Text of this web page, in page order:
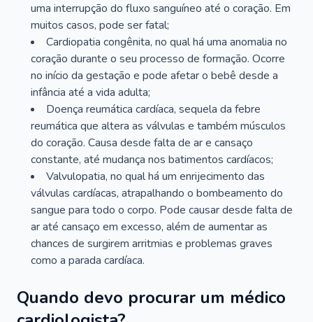
uma interrupção do fluxo sanguíneo até o coração. Em
muitos casos, pode ser fatal;
Cardiopatia congênita, no qual há uma anomalia no
coração durante o seu processo de formação. Ocorre
no início da gestação e pode afetar o bebê desde a
infância até a vida adulta;
Doença reumática cardíaca, sequela da febre
reumática que altera as válvulas e também músculos
do coração. Causa desde falta de ar e cansaço
constante, até mudança nos batimentos cardíacos;
Valvulopatia, no qual há um enrijecimento das
válvulas cardíacas, atrapalhando o bombeamento do
sangue para todo o corpo. Pode causar desde falta de
ar até cansaço em excesso, além de aumentar as
chances de surgirem arritmias e problemas graves
como a parada cardíaca.
Quando devo procurar um médico